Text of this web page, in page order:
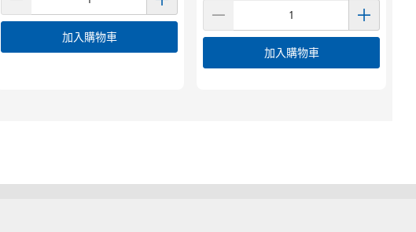
加入購物車
加入購物車